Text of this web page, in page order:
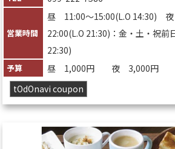
営業時間
昼 11:00〜15:00(L.O 14:30)
22:00(L.O 21:30)：金・土・祝
22:30)
予算
昼 1,000円 夜 3,000円
tOdOnavi coupon